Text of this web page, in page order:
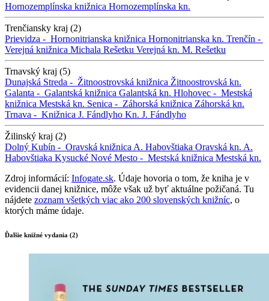
Hornozemplínska knižnica Hornozemplínska kn.
Trenčiansky kraj (2)
Prievidza - Hornonitrianska knižnica Hornonitrianska kn. Trenčín -
Verejná knižnica Michala Rešetku Verejná kn. M. Rešetku
Trnavský kraj (5)
Dunajská Streda - Žitnoostrovská knižnica Žitnoostrovská kn.
Galanta - Galantská knižnica Galantská kn. Hlohovec - Mestská
knižnica Mestská kn. Senica - Záhorská knižnica Záhorská kn.
Trnava - Knižnica J. Fándlyho Kn. J. Fándlyho
Žilinský kraj (2)
Dolný Kubín - Oravská knižnica A. Habovštiaka Oravská kn. A.
Habovštiaka Kysucké Nové Mesto - Mestská knižnica Mestská kn.
Zdroj informácií: Infogate.sk. Údaje hovoria o tom, že kniha je v
evidencii danej knižnice, môže však už byť aktuálne požičaná. Tu
nájdete zoznam všetkých viac ako 200 slovenských knižníc, o
ktorých máme údaje.
Ďalšie knižné vydania (2)